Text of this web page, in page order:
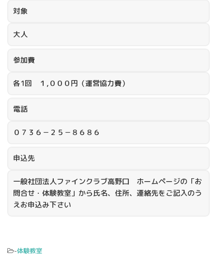
対象
大人
参加費
各1回 １,０００円（運営協力費）
電話
０７３６－２５－８６８６
申込先
一般社団法人ファインクラブ高野口 ホームページの「お
問合せ・体験教室」から氏名、住所、連絡先をご記入のう
えお申込み下さい
-体験教室